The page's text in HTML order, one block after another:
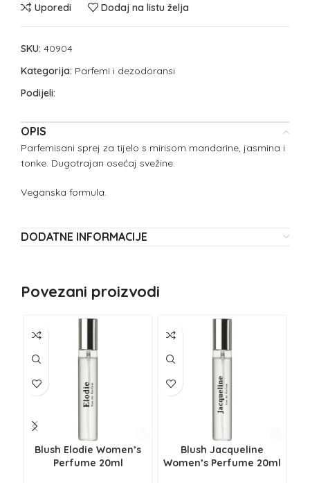
Uporedi Dodaj na listu želja
SKU: 40904
Kategorija: Parfemi i dezodoransi
Podijeli:
OPIS
Parfemisani sprej za tijelo s mirisom mandarine, jasmina i
tonke. Dugotrajan osećaj svežine.
Veganska formula.
DODATNE INFORMACIJE
Povezani proizvodi
Blush Elodie Women’s
Perfume 20ml
Blush Jacqueline
Women’s Perfume 20ml